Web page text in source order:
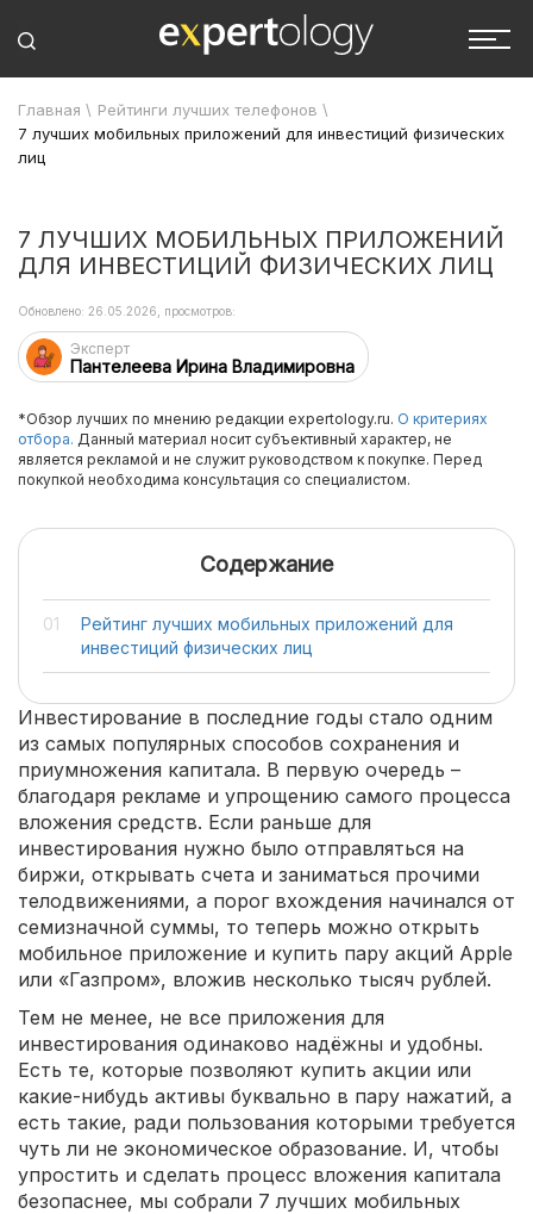
Главная \ Рейтинги лучших телефонов \
7 лучших мобильных приложений для инвестиций физических
лиц
7 ЛУЧШИХ МОБИЛЬНЫХ ПРИЛОЖЕНИЙ
ДЛЯ ИНВЕСТИЦИЙ ФИЗИЧЕСКИХ ЛИЦ
Эксперт
Пантелеева Ирина Владимировна
Обновлено: 26.05.2026, просмотров:
*Обзор лучших по мнению редакции expertology.ru. О критериях
отбора. Данный материал носит субъективный характер, не
является рекламой и не служит руководством к покупке. Перед
покупкой необходима консультация со специалистом.
Содержание
Рейтинг лучших мобильных приложений для
инвестиций физических лиц
Инвестирование в последние годы стало одним
из самых популярных способов сохранения и
приумножения капитала. В первую очередь –
благодаря рекламе и упрощению самого процесса
вложения средств. Если раньше для
инвестирования нужно было отправляться на
биржи, открывать счета и заниматься прочими
телодвижениями, а порог вхождения начинался от
семизначной суммы, то теперь можно открыть
мобильное приложение и купить пару акций Apple
или «Газпром», вложив несколько тысяч рублей.
Тем не менее, не все приложения для
инвестирования одинаково надёжны и удобны.
Есть те, которые позволяют купить акции или
какие-нибудь активы буквально в пару нажатий, а
есть такие, ради пользования которыми требуется
чуть ли не экономическое образование. И, чтобы
упростить и сделать процесс вложения капитала
безопаснее, мы собрали 7 лучших мобильных